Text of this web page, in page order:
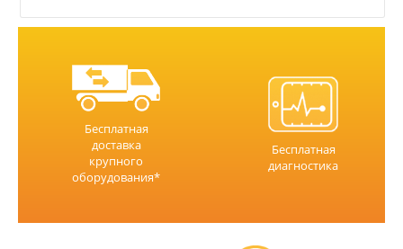
Бесплатная
доставка
крупного
оборудования*
Бесплатная
диагностика